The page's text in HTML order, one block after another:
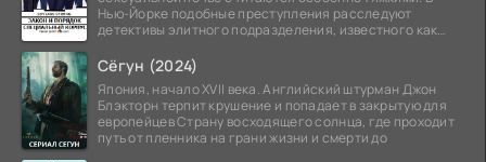
Нью-Йорке подобные преступления расследуют
детективы элитного подразделения, известного как
Сёгун (2024)
Япония, начало XVII века. Английский штурман Джон
Блэкторн терпит крушение и попадает в закрытую для
европейцев Страну восходящего солнца, где проходит
путь от пленника на грани жизни и смерти до